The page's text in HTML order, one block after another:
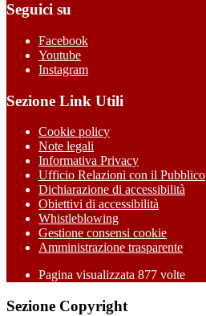
Seguici su
Facebook
Youtube
Instagram
Sezione Link Utili
Cookie policy
Note legali
Informativa Privacy
Ufficio Relazioni con il Pubblico
Dichiarazione di accessibilità
Obiettivi di accessibilità
Whistleblowing
Gestione consensi cookie
Amministrazione trasparente
Pagina visualizzata 877 volte
Sezione Copyright